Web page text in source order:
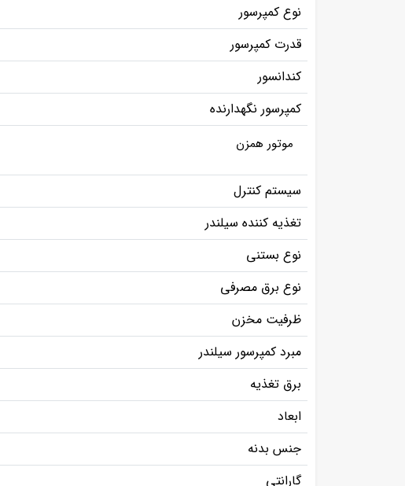
نوع کمپرسور
قدرت کمپرسور
کندانسور
کمپرسور نگهدارنده
موتور همزن
سیستم کنترل
تغذیه کننده سیلندر
نوع بستنی
نوع برق مصرفی
ظرفیت مخزن
مبرد کمپرسور سیلندر
برق تغذیه
ابعاد
جنس بدنه
گارانتی